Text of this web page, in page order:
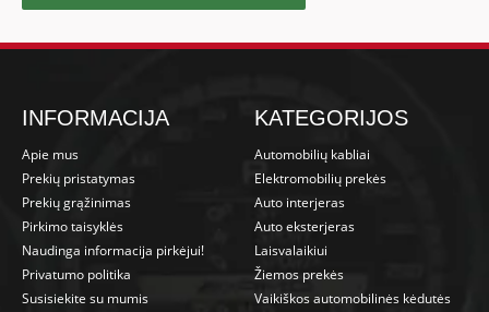
INFORMACIJA
Apie mus
Prekių pristatymas
Prekių grąžinimas
Pirkimo taisyklės
Naudinga informacija pirkėjui!
Privatumo politika
Susisiekite su mumis
KATEGORIJOS
Automobilių kabliai
Elektromobilių prekės
Auto interjeras
Auto eksterjeras
Laisvalaikiui
Žiemos prekės
Vaikiškos automobilinės kėdutės